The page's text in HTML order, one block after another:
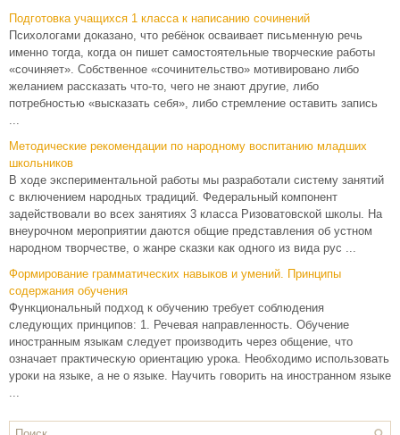
Подготовка учащихся 1 класса к написанию сочинений
Психологами доказано, что ребёнок осваивает письменную речь
именно тогда, когда он пишет самостоятельные творческие работы
«сочиняет». Собственное «сочинительство» мотивировано либо
желанием рассказать что-то, чего не знают другие, либо
потребностью «высказать себя», либо стремление оставить запись
...
Методические рекомендации по народному воспитанию младших
школьников
В ходе экспериментальной работы мы разработали систему занятий
с включением народных традиций. Федеральный компонент
задействовали во всех занятиях 3 класса Ризоватовской школы. На
внеурочном мероприятии даются общие представления об устном
народном творчестве, о жанре сказки как одного из вида рус ...
Формирование грамматических навыков и умений. Принципы
содержания обучения
Функциональный подход к обучению требует соблюдения
следующих принципов: 1. Речевая направленность. Обучение
иностранным языкам следует производить через общение, что
означает практическую ориентацию урока. Необходимо использовать
уроки на языке, а не о языке. Научить говорить на иностранном языке
...